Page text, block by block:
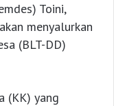
Toini,
menyalurkan
(BLT-DD)
(KK) yang